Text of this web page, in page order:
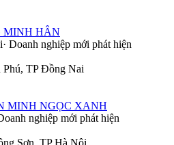
MINH HÂN
· Doanh nghiệp mới phát hiện
TP Đồng Nai
MINH NGỌC XANH
nghiệp mới phát hiện
Sơn, TP Hà Nội